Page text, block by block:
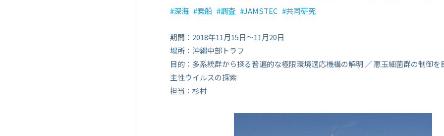
深海 乗船 調査 JAMSTEC 共同研究
期間：2018年11月15日～11月20日
場所：沖縄中部トラフ
目的：多系統群から探る普遍的な極限環境適応機構の解明 ／ 悪玉細菌群の制御を
主性ウイルスの探索
担当：杉村